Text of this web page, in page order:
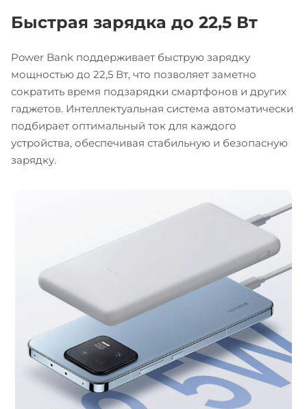
Быстрая зарядка до 22,5 Вт
Power Bank поддерживает быструю зарядку
мощностью до 22,5 Вт, что позволяет заметно
сократить время подзарядки смартфонов и других
гаджетов. Интеллектуальная система автоматически
подбирает оптимальный ток для каждого
устройства, обеспечивая стабильную и безопасную
зарядку.